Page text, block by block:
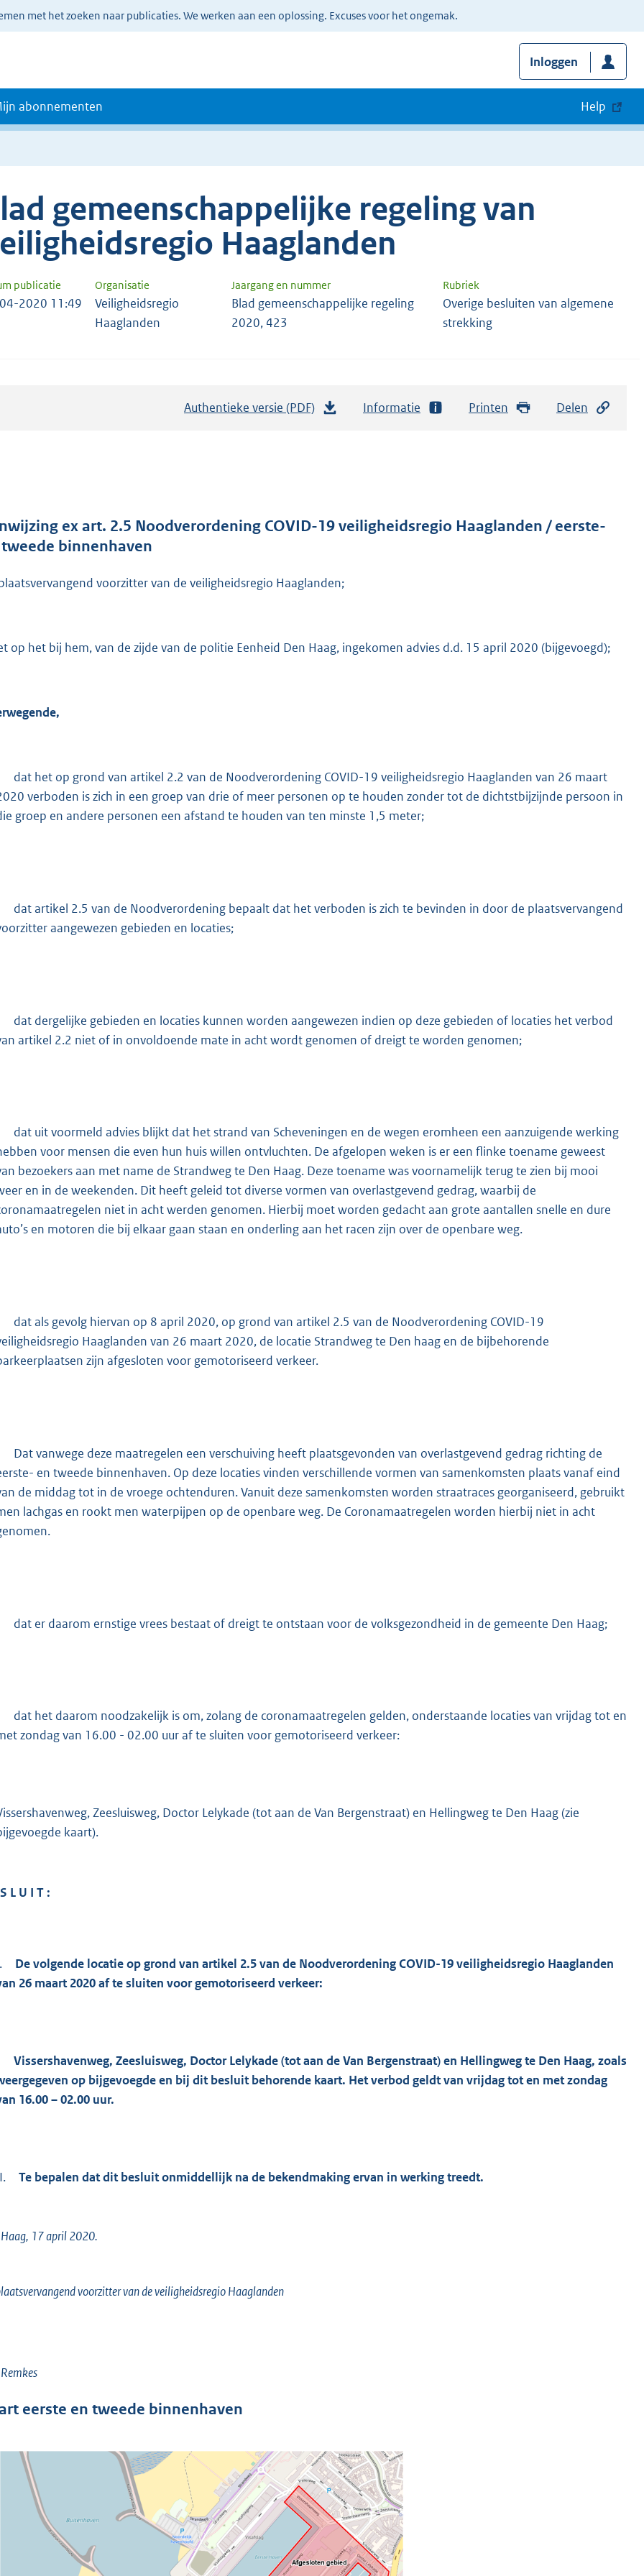
met het zoeken naar publicaties. We werken aan een oplossing. Excuses voor het ongemak.
Inloggen
abonnementen Help
gemeenschappelijke regeling van
Haaglanden
publicatie Organisatie Jaargang en nummer Rubriek
2020 11:49
Veiligheidsregio
Haaglanden
Blad gemeenschappelijke regeling
2020, 423
Overige besluiten van algemene
strekking
Authentieke versie (PDF)
d
r
t
K
b
Informatie Printen Delen
ex art. 2.5 Noodverordening COVID-19 veiligheidsregio Haaglanden / eerste-
binnenhaven
voorzitter van de veiligheidsregio Haaglanden;
op het bij hem, van de zijde van de politie Eenheid Den Haag, ingekomen advies d.d. 15 april 2020 (bijgevoegd);
dat het op grond van artikel 2.2 van de Noodverordening COVID-19 veiligheidsregio Haaglanden van 26 maart
verboden is zich in een groep van drie of meer personen op te houden zonder tot de dichtstbijzijnde persoon in
groep en andere personen een afstand te houden van ten minste 1,5 meter;
dat artikel 2.5 van de Noodverordening bepaalt dat het verboden is zich te bevinden in door de plaatsvervangend
aangewezen gebieden en locaties;
dat dergelijke gebieden en locaties kunnen worden aangewezen indien op deze gebieden of locaties het verbod
artikel 2.2 niet of in onvoldoende mate in acht wordt genomen of dreigt te worden genomen;
dat uit voormeld advies blijkt dat het strand van Scheveningen en de wegen eromheen een aanzuigende werking
voor mensen die even hun huis willen ontvluchten. De afgelopen weken is er een flinke toename geweest
bezoekers aan met name de Strandweg te Den Haag. Deze toename was voornamelijk terug te zien bij mooi
en in de weekenden. Dit heeft geleid tot diverse vormen van overlastgevend gedrag, waarbij de
niet in acht werden genomen. Hierbij moet worden gedacht aan grote aantallen snelle en dure
en motoren die bij elkaar gaan staan en onderling aan het racen zijn over de openbare weg.
dat als gevolg hiervan op 8 april 2020, op grond van artikel 2.5 van de Noodverordening COVID-19
Haaglanden van 26 maart 2020, de locatie Strandweg te Den haag en de bijbehorende
zijn afgesloten voor gemotoriseerd verkeer.
Dat vanwege deze maatregelen een verschuiving heeft plaatsgevonden van overlastgevend gedrag richting de
en tweede binnenhaven. Op deze locaties vinden verschillende vormen van samenkomsten plaats vanaf eind
de middag tot in de vroege ochtenduren. Vanuit deze samenkomsten worden straatraces georganiseerd, gebruikt
lachgas en rookt men waterpijpen op de openbare weg. De Coronamaatregelen worden hierbij niet in acht
dat er daarom ernstige vrees bestaat of dreigt te ontstaan voor de volksgezondheid in de gemeente Den Haag;
dat het daarom noodzakelijk is om, zolang de coronamaatregelen gelden, onderstaande locaties van vrijdag tot en
zondag van 16.00 - 02.00 uur af te sluiten voor gemotoriseerd verkeer:
Zeesluisweg, Doctor Lelykade (tot aan de Van Bergenstraat) en Hellingweg te Den Haag (zie
kaart).
L U I T :
De volgende locatie op grond van artikel 2.5 van de Noodverordening COVID-19 veiligheidsregio Haaglanden
26 maart 2020 af te sluiten voor gemotoriseerd verkeer:
Vissershavenweg, Zeesluisweg, Doctor Lelykade (tot aan de Van Bergenstraat) en Hellingweg te Den Haag, zoals
op bijgevoegde en bij dit besluit behorende kaart. Het verbod geldt van vrijdag tot en met zondag
16.00 – 02.00 uur.
Te bepalen dat dit besluit onmiddellijk na de bekendmaking ervan in werking treedt.
17 april 2020.
voorzitter van de veiligheidsregio Haaglanden
eerste en tweede binnenhaven